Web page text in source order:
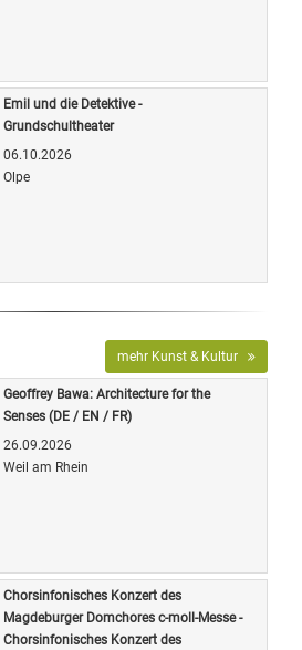
Emil und die Detektive -
Grundschultheater
06.10.2026
Olpe
mehr Kunst & Kultur
Geoffrey Bawa: Architecture for the
Senses (DE / EN / FR)
26.09.2026
Weil am Rhein
Chorsinfonisches Konzert des
Magdeburger Domchores c-moll-Messe -
Chorsinfonisches Konzert des